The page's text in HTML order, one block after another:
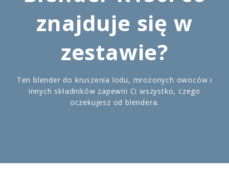
znajduje się w
zestawie?
Ten blender do kruszenia lodu, mrożonych owoców i
innych składników zapewni Ci wszystko, czego
oczekujesz od blendera.